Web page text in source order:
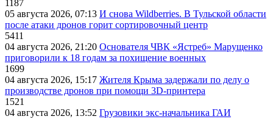
1187
05 августа 2026, 07:13 И снова Wildberries. В Тульской области
после атаки дронов горит сортировочный центр
5411
04 августа 2026, 21:20 Основателя ЧВК «Ястреб» Марущенко
приговорили к 18 годам за похищение военных
1699
04 августа 2026, 15:17 Жителя Крыма задержали по делу о
производстве дронов при помощи 3D‑принтера
1521
04 августа 2026, 13:52 Грузовики экс-начальника ГАИ